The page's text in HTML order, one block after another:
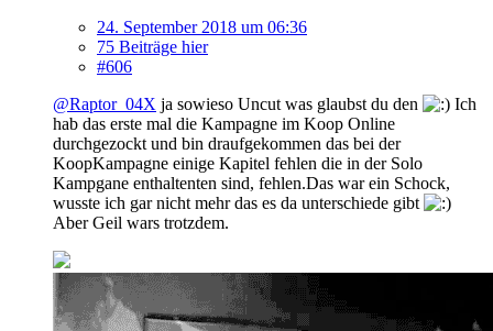
24. September 2018 um 06:36
75 Beiträge hier
#606
@Raptor_04X ja sowieso Uncut was glaubst du den
Ich
hab das erste mal die Kampagne im Koop Online
durchgezockt und bin draufgekommen das bei der
KoopKampagne einige Kapitel fehlen die in der Solo
Kampgane enthaltenten sind, fehlen.Das war ein Schock,
wusste ich gar nicht mehr das es da unterschiede gibt
Aber Geil wars trotzdem.